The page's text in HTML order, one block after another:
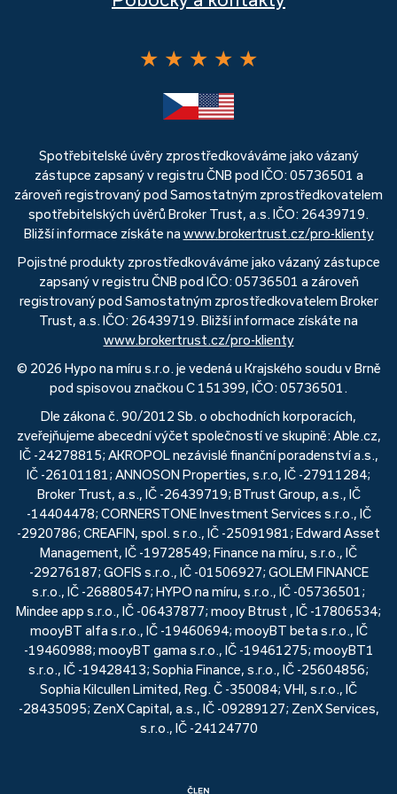
★ ★ ★ ★ ★
Spotřebitelské úvěry zprostředkováváme jako vázaný
zástupce zapsaný v registru ČNB pod IČO: 05736501 a
zároveň registrovaný pod Samostatným zprostředkovatelem
spotřebitelských úvěrů Broker Trust, a.s. IČO: 26439719.
Bližší informace získáte na www.brokertrust.cz/pro-klienty
Pojistné produkty zprostředkováváme jako vázaný zástupce
zapsaný v registru ČNB pod IČO: 05736501 a zároveň
registrovaný pod Samostatným zprostředkovatelem Broker
Trust, a.s. IČO: 26439719. Bližší informace získáte na
www.brokertrust.cz/pro-klienty
© 2026 Hypo na míru s.r.o. je vedená u Krajského soudu v Brně
pod spisovou značkou C 151399, IČO: 05736501.
Dle zákona č. 90/2012 Sb. o obchodních korporacích,
zveřejňujeme abecední výčet společností ve skupině: Able.cz,
IČ -24278815; AKROPOL nezávislé finanční poradenství a.s.,
IČ -26101181; ANNOSON Properties, s.r.o, IČ -27911284;
Broker Trust, a.s., IČ -26439719; BTrust Group, a.s., IČ
-14404478; CORNERSTONE Investment Services s.r.o., IČ
-2920786; CREAFIN, spol. s r.o., IČ -25091981; Edward Asset
Management, IČ -19728549; Finance na míru, s.r.o., IČ
-29276187; GOFIS s.r.o., IČ -01506927; GOLEM FINANCE
s.r.o., IČ -26880547; HYPO na míru, s.r.o., IČ -05736501;
Mindee app s.r.o., IČ -06437877; mooy Btrust , IČ -17806534;
mooyBT alfa s.r.o., IČ -19460694; mooyBT beta s.r.o., IČ
-19460988; mooyBT gama s.r.o., IČ -19461275; mooyBT1
s.r.o., IČ -19428413; Sophia Finance, s.r.o., IČ -25604856;
Sophia Kilcullen Limited, Reg. Č -350084; VHI, s.r.o., IČ
-28435095; ZenX Capital, a.s., IČ -09289127; ZenX Services,
s.r.o., IČ -24124770